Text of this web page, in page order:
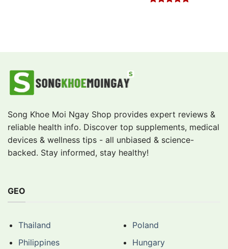
Song Khoe Moi Ngay Shop provides expert reviews &
reliable health info. Discover top supplements, medical
devices & wellness tips - all unbiased & science-
backed. Stay informed, stay healthy!
GEO
Thailand
Philippines
Poland
Hungary